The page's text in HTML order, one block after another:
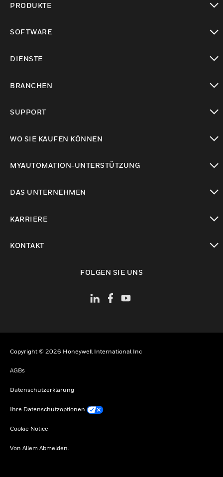
PRODUKTE
SOFTWARE
DIENSTE
BRANCHEN
SUPPORT
WO SIE KAUFEN KÖNNEN
MYAUTOMATION-UNTERSTÜTZUNG
DAS UNTERNEHMEN
KARRIERE
KONTAKT
FOLGEN SIE UNS
Copyright © 2026 Honeywell International Inc
AGBs
Datenschutzerklärung
Ihre Datenschutzoptionen
Cookie Notice
Von Allem Abmelden.